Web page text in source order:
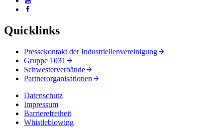
Quicklinks
Pressekontakt der Industriellenvereinigung
Gruppe 1031
Schwesterverbände
Partnerorganisationen
Datenschutz
Impressum
Barrierefreiheit
Whistleblowing